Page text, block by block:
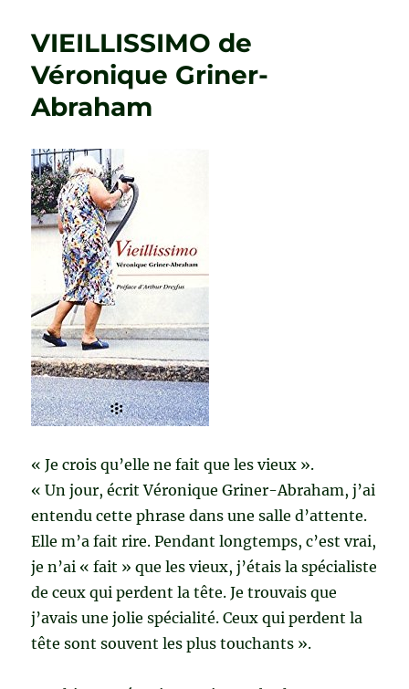
LA
PERSONNE
ÂGÉE
NON
PATHOLOGIQUE
Cornu-
Leyrit
VIEILLISSIMO de
Véronique Griner-
Abraham
« Je crois qu’elle ne fait que les vieux ».
« Un jour, écrit Véronique Griner-Abraham, j’ai
entendu cette phrase dans une salle d’attente.
Elle m’a fait rire. Pendant longtemps, c’est vrai,
je n’ai « fait » que les vieux, j’étais la spécialiste
de ceux qui perdent la tête. Je trouvais que
j’avais une jolie spécialité. Ceux qui perdent la
tête sont souvent les plus touchants ».